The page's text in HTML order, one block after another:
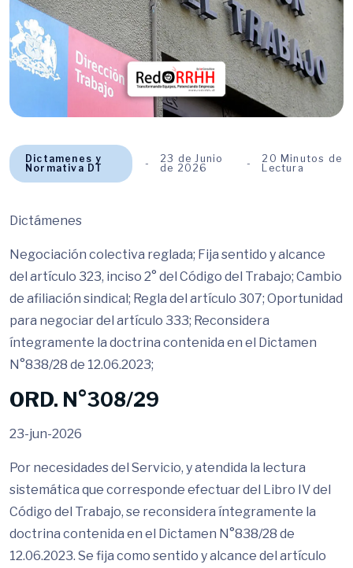
Dictamenes y
Normativa DT
23 de Junio
de 2026
20 Minutos de
Lectura
Dictámenes
Negociación colectiva reglada; Fija sentido y alcance
del artículo 323, inciso 2° del Código del Trabajo; Cambio
de afiliación sindical; Regla del artículo 307; Oportunidad
para negociar del artículo 333; Reconsidera
íntegramente la doctrina contenida en el Dictamen
N°838/28 de 12.06.2023;
ORD. N°308/29
23-jun-2026
Por necesidades del Servicio, y atendida la lectura
sistemática que corresponde efectuar del Libro IV del
Código del Trabajo, se reconsidera íntegramente la
doctrina contenida en el Dictamen N°838/28 de
12.06.2023. Se fija como sentido y alcance del artículo